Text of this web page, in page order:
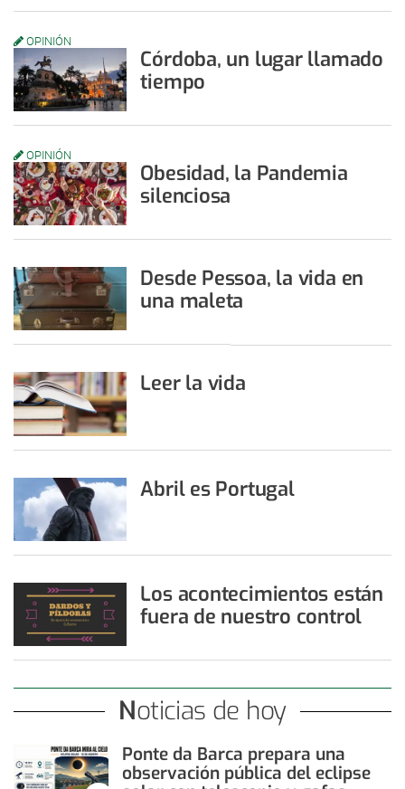
OPINIÓN
Córdoba, un lugar llamado
tiempo
OPINIÓN
Obesidad, la Pandemia
silenciosa
Desde Pessoa, la vida en
una maleta
Leer la vida
Abril es Portugal
Los acontecimientos están
fuera de nuestro control
Noticias de hoy
Ponte da Barca prepara una
observación pública del eclipse